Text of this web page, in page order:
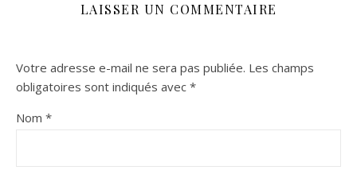
LAISSER UN COMMENTAIRE
Votre adresse e-mail ne sera pas publiée. Les champs
obligatoires sont indiqués avec *
Nom *